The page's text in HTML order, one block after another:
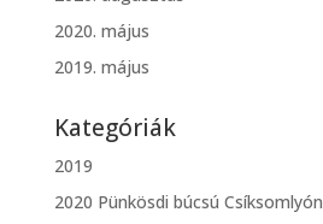
2020. május
2019. május
Kategóriák
2019
2020 Pünkösdi búcsú Csíksomlyón